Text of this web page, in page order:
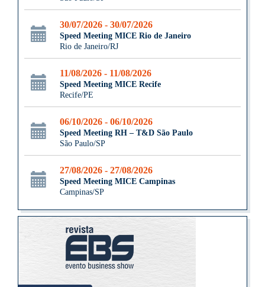
30/07/2026 - 30/07/2026
Speed Meeting MICE Rio de Janeiro
Rio de Janeiro/RJ
11/08/2026 - 11/08/2026
Speed Meeting MICE Recife
Recife/PE
06/10/2026 - 06/10/2026
Speed Meeting RH – T&D São Paulo
São Paulo/SP
27/08/2026 - 27/08/2026
Speed Meeting MICE Campinas
Campinas/SP